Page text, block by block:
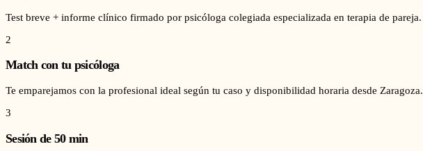
Test breve + informe clínico firmado por psicóloga colegiada especializada en terapia de pareja.
2
Match con tu psicóloga
Te emparejamos con la profesional ideal según tu caso y disponibilidad horaria desde Zaragoza.
3
Sesión de 50 min